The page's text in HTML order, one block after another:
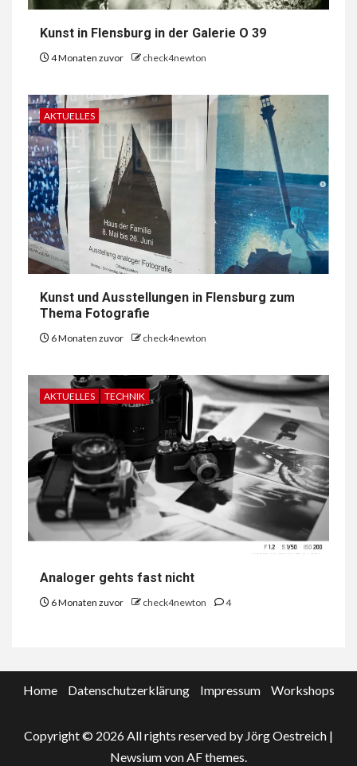
Kunst in Flensburg in der Galerie O 39
4 Monaten zuvor check4newton
AKTUELLES
Kunst und Ausstellungen in Flensburg zum
Thema Fotografie
6 Monaten zuvor check4newton
AKTUELLES TECHNIK
Analoger gehts fast nicht
6 Monaten zuvor check4newton 4
Home Datenschutzerklärung Impressum Workshops
Copyright © 2026 All rights reserved by Jörg Oestreich |
Newsiumvon AF themes.